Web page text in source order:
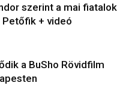
szerint a mai fiatalok
+ videó
a BuSho Rövidfilm